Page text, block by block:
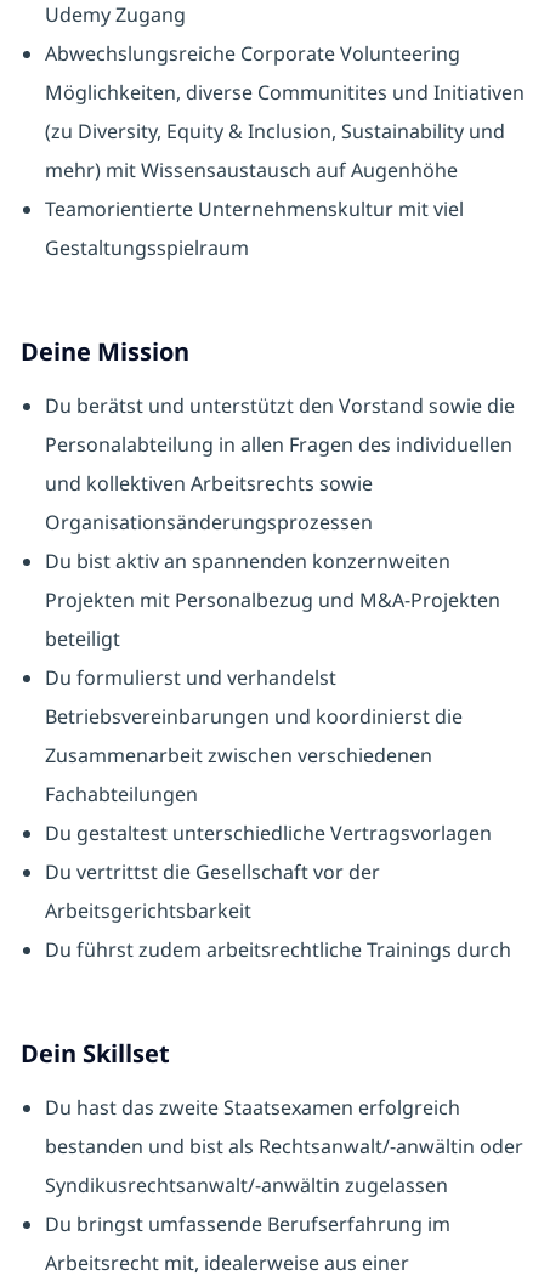
Udemy Zugang
Abwechslungsreiche Corporate Volunteering
Möglichkeiten, diverse Communitites und Initiativen
(zu Diversity, Equity & Inclusion, Sustainability und
mehr) mit Wissensaustausch auf Augenhöhe
Teamorientierte Unternehmenskultur mit viel
Gestaltungsspielraum
Deine Mission
Du berätst und unterstützt den Vorstand sowie die
Personalabteilung in allen Fragen des individuellen
und kollektiven Arbeitsrechts sowie
Organisationsänderungsprozessen
Du bist aktiv an spannenden konzernweiten
Projekten mit Personalbezug und M&A-Projekten
beteiligt
Du formulierst und verhandelst
Betriebsvereinbarungen und koordinierst die
Zusammenarbeit zwischen verschiedenen
Fachabteilungen
Du gestaltest unterschiedliche Vertragsvorlagen
Du vertrittst die Gesellschaft vor der
Arbeitsgerichtsbarkeit
Du führst zudem arbeitsrechtliche Trainings durch
Dein Skillset
Du hast das zweite Staatsexamen erfolgreich
bestanden und bist als Rechtsanwalt/-anwältin oder
Syndikusrechtsanwalt/-anwältin zugelassen
Du bringst umfassende Berufserfahrung im
Arbeitsrecht mit, idealerweise aus einer